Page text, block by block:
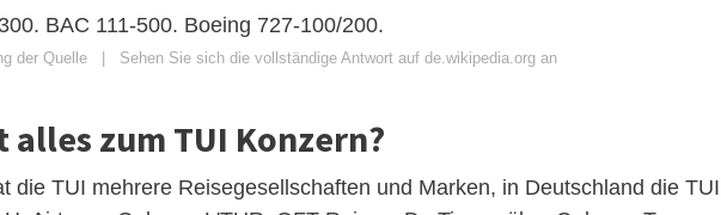
BAC 111-500. Boeing 727-100/200.
der Quelle | Sehen Sie sich die vollständige Antwort auf de.wikipedia.org an
alles zum TUI Konzern?
die TUI mehrere Reisegesellschaften und Marken, in Deutschland die TUI